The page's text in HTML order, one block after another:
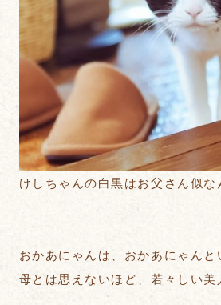
けしちゃんの白黒はお父さん似
おかあにゃんは、おかあにゃんと
母とは思えないほど、若々しい美